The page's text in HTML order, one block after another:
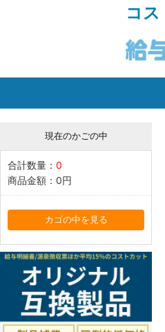
コ
現在のかごの中
合計数量： 0
商品金額： 0円
カゴの中を見る